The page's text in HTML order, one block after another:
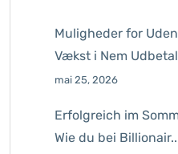
Muligheder for
Vækst i Nem
mai 25, 2026
Erfolgreich im
Wie du bei